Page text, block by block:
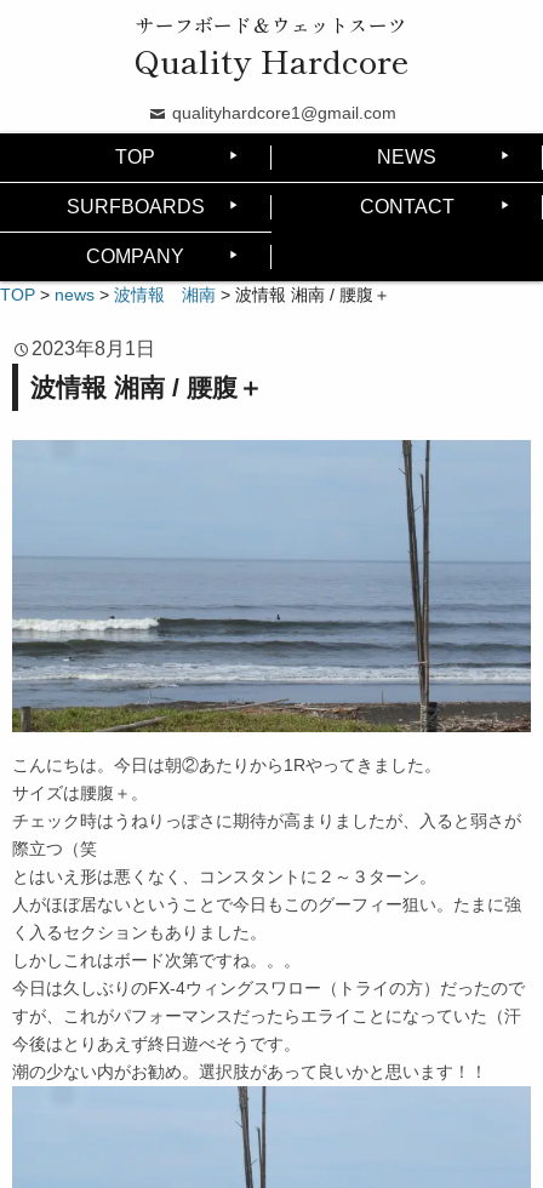
サーフボード＆ウェットスーツ
Quality Hardcore
qualityhardcore1@gmail.com
TOP NEWS
SURFBOARDS CONTACT
COMPANY
TOP > news > 波情報 湘南 > 波情報 湘南 / 腰腹＋
2023年8月1日
波情報 湘南 / 腰腹＋
こんにちは。今日は朝②あたりから1Rやってきました。
サイズは腰腹＋。
チェック時はうねりっぽさに期待が高まりましたが、入ると弱さが
際立つ（笑
とはいえ形は悪くなく、コンスタントに２～３ターン。
人がほぼ居ないということで今日もこのグーフィー狙い。たまに強
く入るセクションもありました。
しかしこれはボード次第ですね。。。
今日は久しぶりのFX-4ウィングスワロー（トライの方）だったので
すが、これがパフォーマンスだったらエライことになっていた（汗
今後はとりあえず終日遊べそうです。
潮の少ない内がお勧め。選択肢があって良いかと思います！！